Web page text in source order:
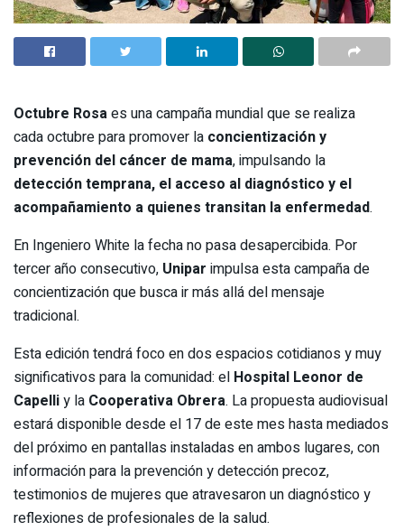
Octubre Rosaes una campaña mundial que se realiza
cada octubre para promover la concientización y
prevención del cáncer de mama, impulsando la
detección temprana, el acceso al diagnóstico y el
acompañamiento a quienes transitan la enfermedad.
En Ingeniero White la fecha no pasa desapercibida. Por
tercer año consecutivo, Unipar impulsa esta campaña de
concientización que busca ir más allá del mensaje
tradicional.
Esta edición tendrá foco en dos espacios cotidianos y muy
significativos para la comunidad: el Hospital Leonor de
Capelliy la Cooperativa Obrera. La propuesta audiovisual
estará disponible desde el 17 de este mes hasta mediados
del próximo en pantallas instaladas en ambos lugares, con
información para la prevención y detección precoz,
testimonios de mujeres que atravesaron un diagnóstico y
reflexiones de profesionales de la salud.